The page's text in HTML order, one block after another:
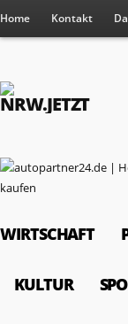
Home Kontakt
WIRTSCHAFT
KULTUR